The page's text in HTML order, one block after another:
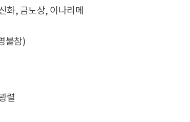
화, 금노상, 이나리메
불참)
렬